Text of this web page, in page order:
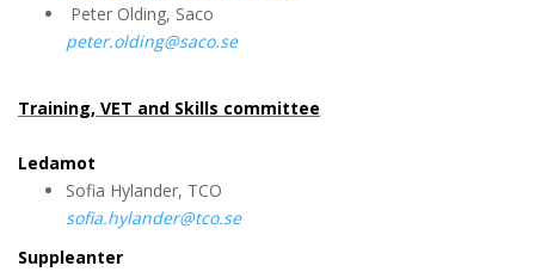
Peter Olding, Saco
peter.olding@saco.se
Training, VET and Skills committee
Ledamot
Sofia Hylander, TCO
sofia.hylander@tco.se
Suppleanter